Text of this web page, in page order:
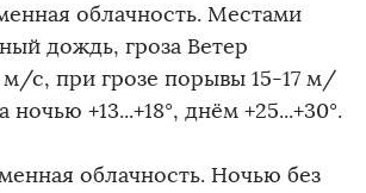
облачность. Местами
дождь, гроза Ветер
м/с, при грозе порывы 15-17 м/
ночью +13...+18°, днём +25...+30°.
облачность. Ночью без